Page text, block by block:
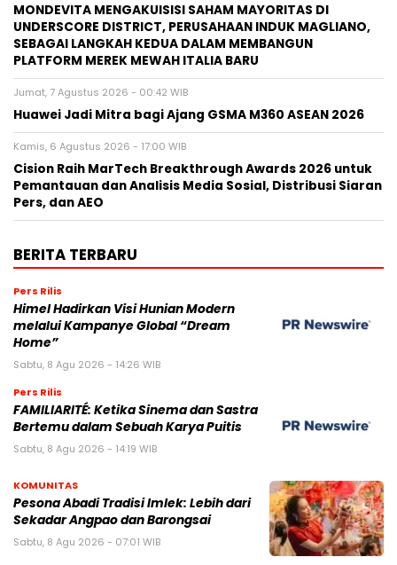
MONDEVITA MENGAKUISISI SAHAM MAYORITAS DI
UNDERSCORE DISTRICT, PERUSAHAAN INDUK MAGLIANO,
SEBAGAI LANGKAH KEDUA DALAM MEMBANGUN
PLATFORM MEREK MEWAH ITALIA BARU
Jumat, 7 Agustus 2026 - 00:42 WIB
Huawei Jadi Mitra bagi Ajang GSMA M360 ASEAN 2026
Kamis, 6 Agustus 2026 - 17:00 WIB
Cision Raih MarTech Breakthrough Awards 2026 untuk
Pemantauan dan Analisis Media Sosial, Distribusi Siaran
Pers, dan AEO
BERITA TERBARU
Pers Rilis
Himel Hadirkan Visi Hunian Modern
melalui Kampanye Global “Dream
Home”
Sabtu, 8 Agu 2026 - 14:26 WIB
Pers Rilis
FAMILIARITÉ: Ketika Sinema dan Sastra
Bertemu dalam Sebuah Karya Puitis
Sabtu, 8 Agu 2026 - 14:19 WIB
KOMUNITAS
Pesona Abadi Tradisi Imlek: Lebih dari
Sekadar Angpao dan Barongsai
Sabtu, 8 Agu 2026 - 07:01 WIB